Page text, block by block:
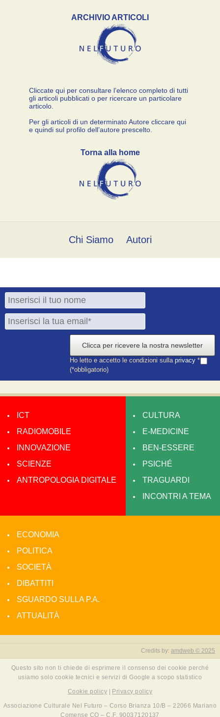
ARCHIVIO ARTICOLI
Cliccate qui per consultare l’elenco completo di tutti
gli articoli pubblicati o per ricercare un particolare
articolo.
Per gli articoli di un determinato Autore cliccare qui
e quindi sul profilo dell’autore prescelto.
Torna alla home
Chi Siamo Autori
Clicca per ricevere la nostra newsletter
Ho letto e accetto le condizioni sulla privacy *
(*obbligatorio)
ICT
RADIOMOBILE
INNOVAZIONE
SCIENZE
ANTROPOLOGIA DIGITALE
CULTURA
E-MEDICINE
BEN-ESSERE
PSICHÉ
TRAGUARDI
INCONTRI A TEMA
ECONOMIA
POLITICA
SOCIETÀ
DIBATTITI
SGUARDO SULLA P.A.
ATTUALITÀ
Credits by: amdweb © 2025
Questo sito non ti chiede di esprimere il consenso dei cookie perché
usiamo solo cookie tecnici e servizi di Google a scopo statistico
Cookie policy | Privacy policy
Associazione Culturale Nel Futuro – Corso Brianza 10/B – 22066 Mariano
Comense CO – C.F. 90037120137